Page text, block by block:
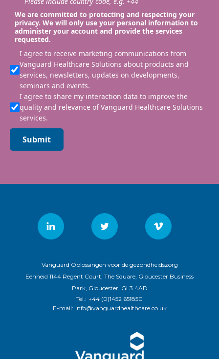
We are committed to protecting and respecting your
privacy. We will only use your personal information to
administer your account and provide the services
requested.
I agree to receive marketing communications from
Vanguard Healthcare Solutions about products and
services, newsletters, updates on developments,
seminars and events.
I agree to share my interaction data to improve the
quality and relevance of Vanguard Healthcare Solutions
services.
Submit
Vanguard Oplossingen voor de gezondheidszorg
Eenheid 1144 Regent Court, The Square, Gloucester Business
Park, Gloucester, GL3 4AD
Tel.: +44 (0)1452 651850
E-mail: info@vanguardhealthcare.co.uk